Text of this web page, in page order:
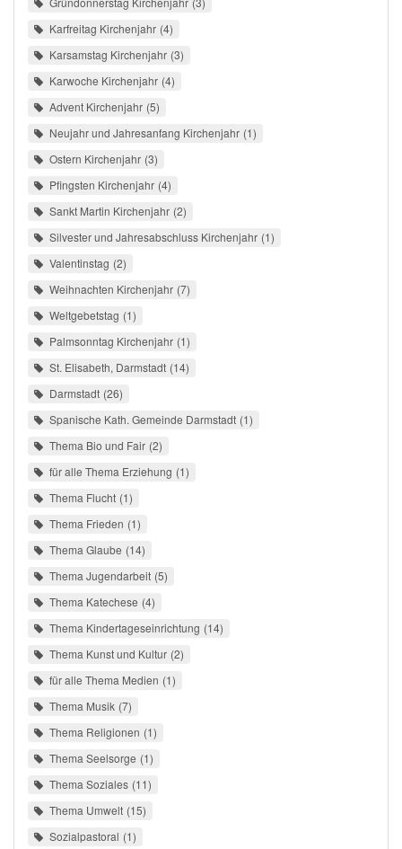
Karfreitag Kirchenjahr 4
Karsamstag Kirchenjahr 3
Karwoche Kirchenjahr 4
Advent Kirchenjahr 5
Neujahr und Jahresanfang Kirchenjahr 1
Ostern Kirchenjahr 3
Pfingsten Kirchenjahr 4
Sankt Martin Kirchenjahr 2
Silvester und Jahresabschluss Kirchenjahr 1
Valentinstag 2
Weihnachten Kirchenjahr 7
Weltgebetstag 1
Palmsonntag Kirchenjahr 1
St. Elisabeth, Darmstadt 14
Darmstadt 26
Spanische Kath. Gemeinde Darmstadt 1
Thema Bio und Fair 2
für alle Thema Erziehung 1
Thema Flucht 1
Thema Frieden 1
Thema Glaube 14
Thema Jugendarbeit 5
Thema Katechese 4
Thema Kindertageseinrichtung 14
Thema Kunst und Kultur 2
für alle Thema Medien 1
Thema Musik 7
Thema Religionen 1
Thema Seelsorge 1
Thema Soziales 11
Thema Umwelt 15
Sozialpastoral 1